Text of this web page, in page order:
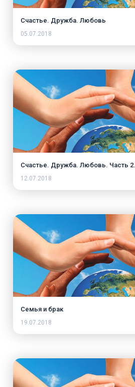
Счастье. Дружба. Любовь
05.07.2018
Счастье. Дружба. Любовь. Часть 2.
12.07.2018
Семья и брак
19.07.2018